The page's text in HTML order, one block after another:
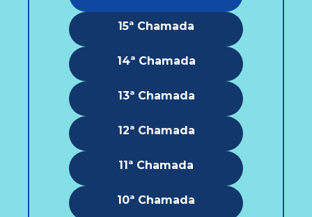
15ª Chamada
14ª Chamada
13ª Chamada
12ª Chamada
11ª Chamada
10ª Chamada